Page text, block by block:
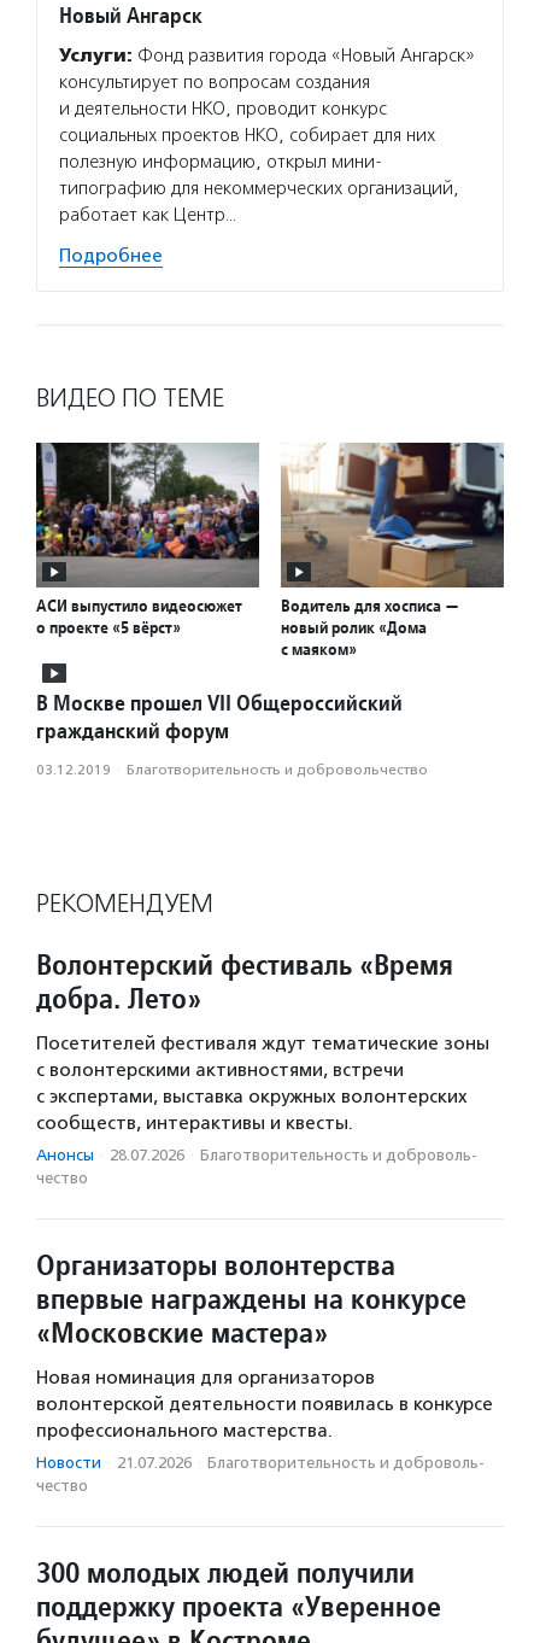
Новый Ангарск
Услуги: Фонд развития города «Новый Ангарск»
консультирует по вопросам создания
и деятельности НКО, проводит конкурс
социальных проектов НКО, собирает для них
полезную информацию, открыл мини-
типографию для некоммерческих организаций,
работает как Центр…
Подробнее
ВИДЕО ПО ТЕМЕ
АСИ выпустило видеосюжет
о проекте «5 вёрст»
Водитель для хосписа —
новый ролик «Дома
с маяком»
В Москве прошел VII Общероссийский
гражданский форум
03.12.2019 · Благотвори­тель­ность и доброволь­чест­во
РЕКОМЕНДУЕМ
Волонтерский фестиваль «Время
добра. Лето»
Посетителей фестиваля ждут тематические зоны
с волонтерскими активностями, встречи
с экспертами, выставка окружных волонтерских
сообществ, интерактивы и квесты.
Анонсы · 28.07.2026 · Благотвори­тель­ность и доброволь­
чест­во
Организаторы волонтерства
впервые награждены на конкурсе
«Московские мастера»
Новая номинация для организаторов
волонтерской деятельности появилась в конкурсе
профессионального мастерства.
Новости · 21.07.2026 · Благотвори­тель­ность и доброволь­
чест­во
300 молодых людей получили
поддержку проекта «Уверенное